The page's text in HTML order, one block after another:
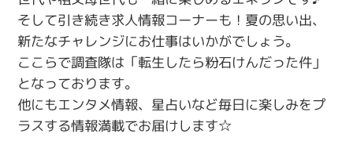
そして引き続き求人情報コーナーも！夏の思い出、
新たなチャレンジにお仕事はいかがでしょう。
ここらで調査隊は「転生したら粉石けんだった件」
となっております。
他にもエンタメ情報、星占いなど毎日に楽しみをプ
ラスする情報満載でお届けします☆